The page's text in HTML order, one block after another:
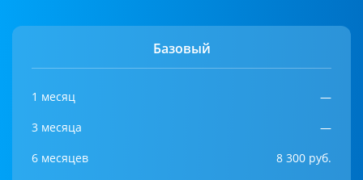
Базовый
1 месяц
—
3 месяца
—
6 месяцев
8 300 руб.